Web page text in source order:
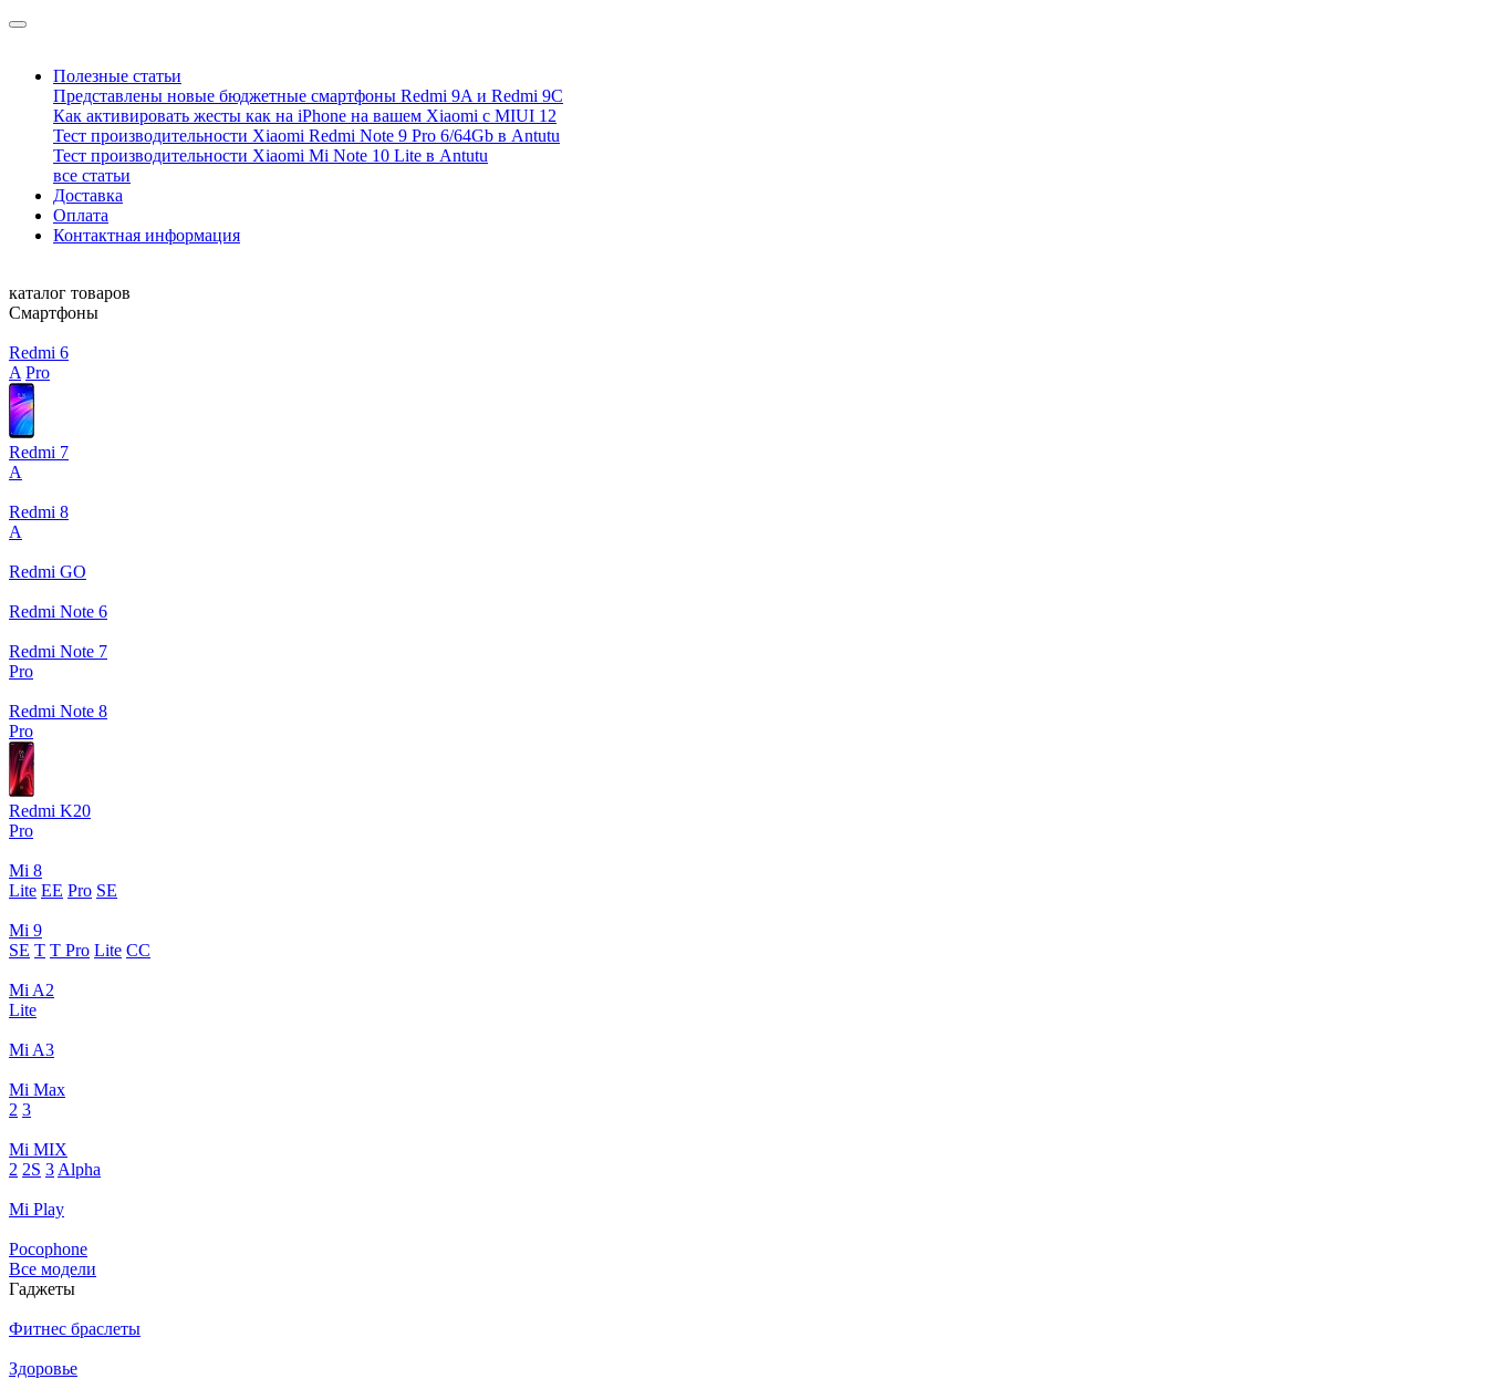
Полезные статьи
Представлены новые бюджетные смартфоны Redmi 9A и Redmi 9C
Как активировать жесты как на iPhone на вашем Xiaomi с MIUI 12
Тест производительности Xiaomi Redmi Note 9 Pro 6/64Gb в Antutu
Тест производительности Xiaomi Mi Note 10 Lite в Antutu
все статьи
Доставка
Оплата
Контактная информация
каталог товаров
Смартфоны
Redmi 6
A Pro
Redmi 7
A
Redmi 8
A
Redmi GO
Redmi Note 6
Redmi Note 7
Pro
Redmi Note 8
Pro
Redmi K20
Pro
Mi 8
Lite EE Pro SE
Mi 9
SE T T Pro Lite CC
Mi A2
Lite
Mi A3
Mi Max
2 3
Mi MIX
2 2S 3 Alpha
Mi Play
Pocophone
Все модели
Гаджеты
Фитнес браслеты
Здоровье